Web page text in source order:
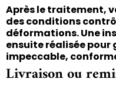
Après le traitement,
des conditions
déformations. Une
ensuite réalisée
impeccable,
Livraison ou